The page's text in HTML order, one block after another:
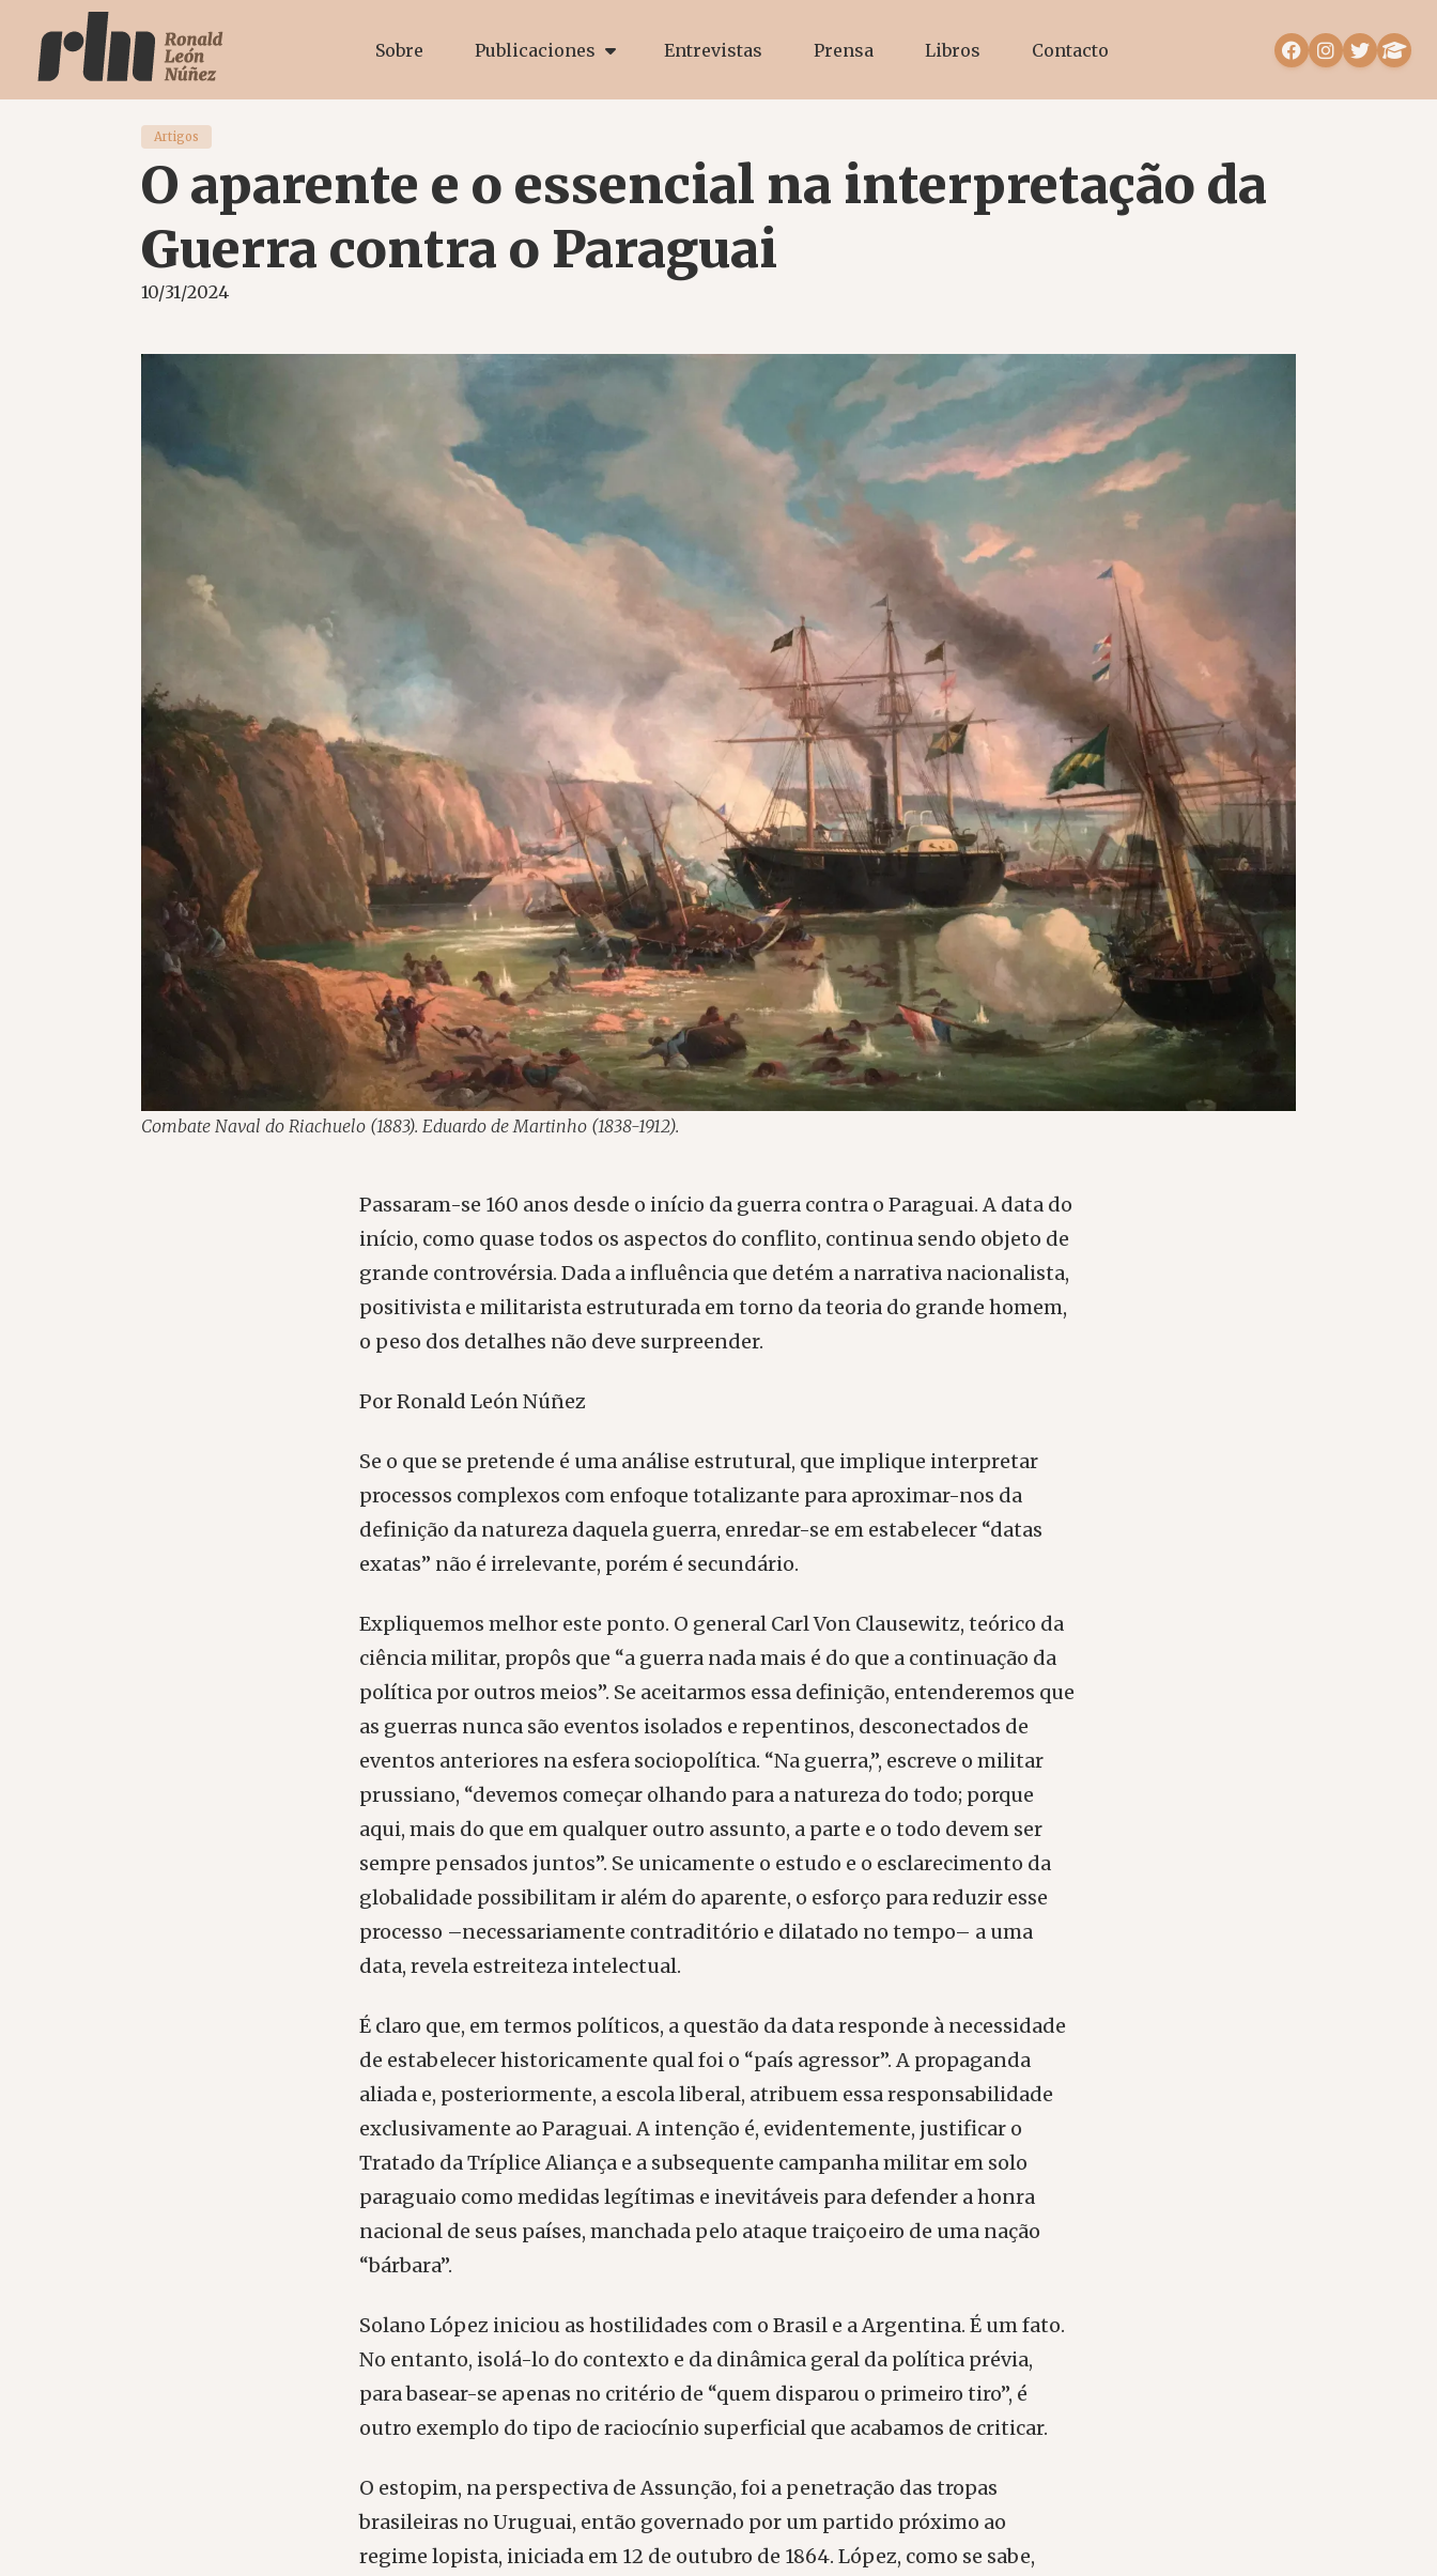
Sobre Publicaciones Entrevistas Prensa Libros Contacto
Artigos
O aparente e o essencial na interpretação da
Guerra contra o Paraguai
10/31/2024
Combate Naval do Riachuelo (1883). Eduardo de Martinho (1838-1912).
Passaram-se 160 anos desde o início da guerra contra o Paraguai. A data do
início, como quase todos os aspectos do conflito, continua sendo objeto de
grande controvérsia. Dada a influência que detém a narrativa nacionalista,
positivista e militarista estruturada em torno da teoria do grande homem,
o peso dos detalhes não deve surpreender.
Por Ronald León Núñez
Se o que se pretende é uma análise estrutural, que implique interpretar
processos complexos com enfoque totalizante para aproximar-nos da
definição da natureza daquela guerra, enredar-se em estabelecer “datas
exatas” não é irrelevante, porém é secundário.
Expliquemos melhor este ponto. O general Carl Von Clausewitz, teórico da
ciência militar, propôs que “a guerra nada mais é do que a continuação da
política por outros meios”. Se aceitarmos essa definição, entenderemos que
as guerras nunca são eventos isolados e repentinos, desconectados de
eventos anteriores na esfera sociopolítica. “Na guerra,”, escreve o militar
prussiano, “devemos começar olhando para a natureza do todo; porque
aqui, mais do que em qualquer outro assunto, a parte e o todo devem ser
sempre pensados juntos”. Se unicamente o estudo e o esclarecimento da
globalidade possibilitam ir além do aparente, o esforço para reduzir esse
processo –necessariamente contraditório e dilatado no tempo– a uma
data, revela estreiteza intelectual.
É claro que, em termos políticos, a questão da data responde à necessidade
de estabelecer historicamente qual foi o “país agressor”. A propaganda
aliada e, posteriormente, a escola liberal, atribuem essa responsabilidade
exclusivamente ao Paraguai. A intenção é, evidentemente, justificar o
Tratado da Tríplice Aliança e a subsequente campanha militar em solo
paraguaio como medidas legítimas e inevitáveis para defender a honra
nacional de seus países, manchada pelo ataque traiçoeiro de uma nação
“bárbara”.
Solano López iniciou as hostilidades com o Brasil e a Argentina. É um fato.
No entanto, isolá-lo do contexto e da dinâmica geral da política prévia,
para basear-se apenas no critério de “quem disparou o primeiro tiro”, é
outro exemplo do tipo de raciocínio superficial que acabamos de criticar.
O estopim, na perspectiva de Assunção, foi a penetração das tropas
brasileiras no Uruguai, então governado por um partido próximo ao
regime lopista, iniciada em 12 de outubro de 1864. López, como se sabe,